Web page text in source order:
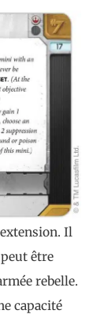
Il
être
rebelle.
capacité